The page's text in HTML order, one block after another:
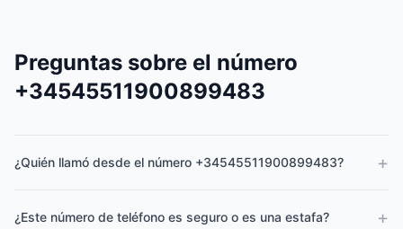
Preguntas sobre el número
+34545511900899483
¿Quién llamó desde el número +34545511900899483? +
¿Este número de teléfono es seguro o es una estafa? +